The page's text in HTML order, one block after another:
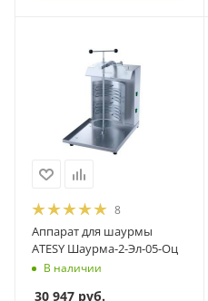
8
Аппарат для шаурмы
ATESY Шаурма-2-Эл-05-Оц
В наличии
30 947 руб.